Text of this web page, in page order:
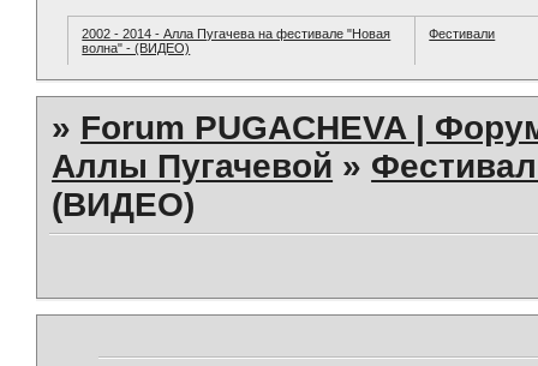
2002 - 2014 - Алла Пугачева на фестивале "Новая
волна" - (ВИДЕО)
Фестивали
» Forum PUGACHEVA |
Аллы Пугачевой »
(ВИДЕО)